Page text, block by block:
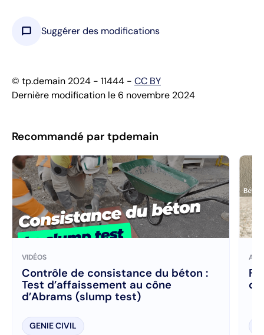
chat_bubble Suggérer des modifications
© tp.demain 2024 - 11444 - CC BY
Dernière modification le 6 novembre 2024
Recommandé par tpdemain
VIDÉOS
Contrôle de consistance du béton :
Test d’affaissement au cône
d’Abrams (slump test)
GENIE CIVIL